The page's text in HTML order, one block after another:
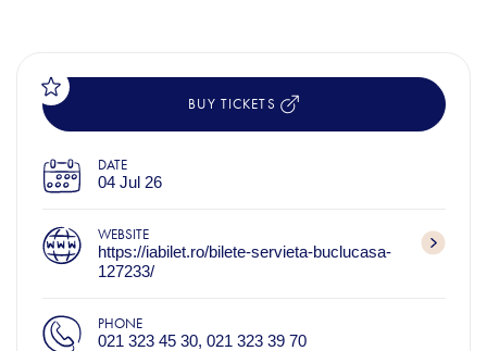
BUY TICKETS
DATE
04 Jul 26
WEBSITE
https://iabilet.ro/bilete-servieta-buclucasa-
127233/
PHONE
021 323 45 30, 021 323 39 70